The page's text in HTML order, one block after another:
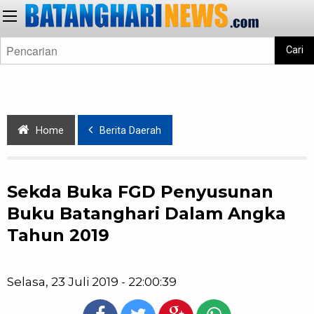
Cari
Home Berita Daerah
Sekda Buka FGD Penyusunan
Buku Batanghari Dalam Angka
Tahun 2019
Selasa, 23 Juli 2019 - 22:00:39